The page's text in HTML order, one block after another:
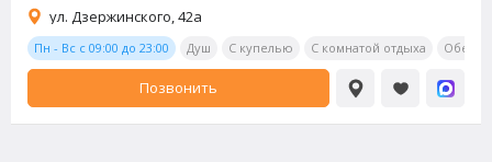
ул. Дзержинского, 42а
Пн - Вс с 09:00 до 23:00 Душ С купелью С комнатой отдыха
Позвонить